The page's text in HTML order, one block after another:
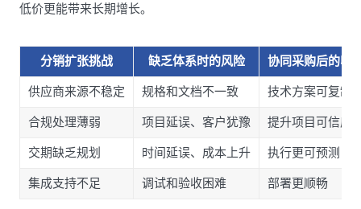
低价更能带来长期增长。
分销扩张挑战 缺乏体系时的风险
协同采购后的收
供应商来源不稳定
规格和文档不一致
技术方案可复制
合规处理薄弱
项目延误、客户犹豫
提升项目可信度
交期缺乏规划
时间延误、成本上升
执行更可预测
集成支持不足
调试和验收困难 部署更顺畅